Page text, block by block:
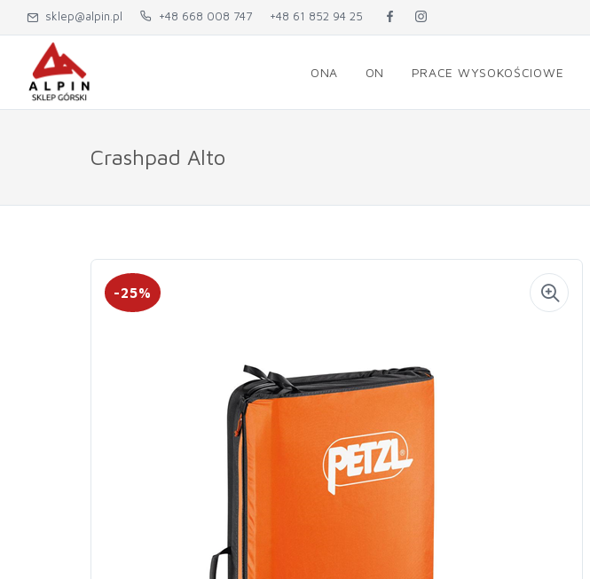
sklep@alpin.pl +48 668 008 747 +48 61 852 94 25
ONA ON PRACE WYSOKOŚCIOWE
Crashpad Alto
-25%